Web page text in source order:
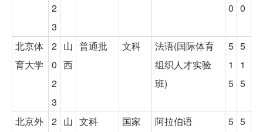
2
3
0 0
北京体
育大学
2
0
2
3
山
西
普通批 文科
法语(国际体育
组织人才实验
班)
5
1
5
5
1
5
北京外
2 山 文科
国家
阿拉伯语
5 5